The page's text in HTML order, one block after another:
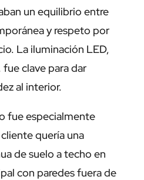
un equilibrio entre
y respeto por
La iluminación LED,
clave para dar
al interior.
fue especialmente
quería una
de suelo a techo en
con paredes fuera de